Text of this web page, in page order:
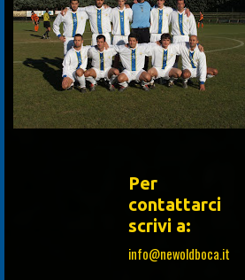
Per
contattarci
scrivi a:
info@newoldboca.it